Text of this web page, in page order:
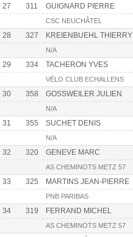
27 311 GUIGNARD PIERRE
CSC NEUCHÂTEL
28 327 KREIENBUEHL THIERRY
N/A
29 334 TACHERON YVES
VÉLO CLUB ECHALLENS
30 358 GOSSWEILER JULIEN
N/A
31 355 SUCHET DENIS
N/A
32 320 GENEVE MARC
AS CHEMINOTS METZ 57
33 325 MARTINS JEAN-PIERRE
PNB PARIBAS
34 319 FERRAND MICHEL
AS CHEMINOTS METZ 57